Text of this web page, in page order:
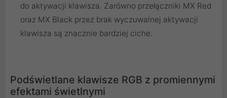
do aktywacji klawisza. Zarówno przełączniki MX Red
oraz MX Black przez brak wyczuwalnej aktywacji
klawisza są znacznie bardziej ciche.
Podświetlane klawisze RGB z promiennymi
efektami świetlnymi